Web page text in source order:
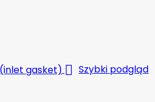
 Szybki podgląd